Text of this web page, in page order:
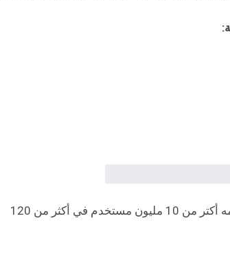
يعد موقع visme من أشهر مواقع إنشاء الكتب الإلكترونية حيث يستخدمه أكتر من 10 مليون مستخدم في أكثر من 120